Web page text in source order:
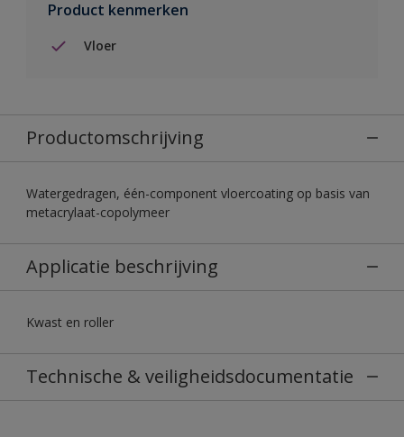
Product kenmerken
Vloer
Productomschrijving
Watergedragen, één-component vloercoating op basis van
metacrylaat-copolymeer
Applicatie beschrijving
Kwast en roller
Technische & veiligheidsdocumentatie